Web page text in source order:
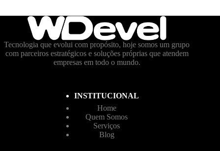
Tecnologia que evolui com propósito, hoje somos um grupo
com parceiros estratégicos e soluções próprias que atendem
empresas em todo o mundo.
INSTITUCIONAL
Home
Quem Somos
Serviços
Blog